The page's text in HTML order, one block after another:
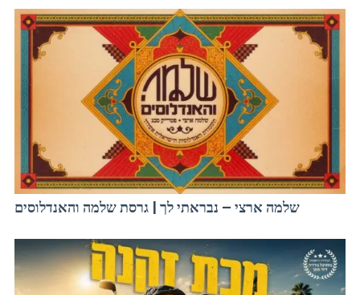
שלמה ארצי – נבראתי לך | גרסת שלמה והאנדלוסים